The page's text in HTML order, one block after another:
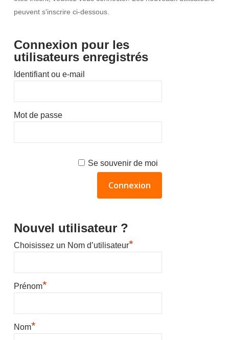
peuvent s'inscrire ci-dessous.
Connexion pour les
utilisateurs enregistrés
Identifiant ou e-mail
Mot de passe
Se souvenir de moi
Nouvel utilisateur ?
Choisissez un Nom d’utilisateur*
Prénom*
Nom*